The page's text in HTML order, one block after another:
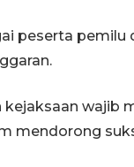
peserta pemilu
wajib
mendorong